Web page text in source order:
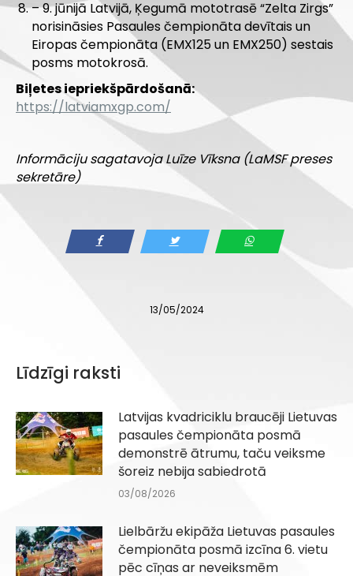
– 9. jūnijā Latvijā, Ķegumā mototrasē “Zelta Zirgs”
norisināsies Pasaules čempionāta devītais un
Eiropas čempionāta (EMX125 un EMX250) sestais
posms motokrosā.
Biļetes iepriekšpārdošanā:
https://latviamxgp.com/
Informāciju sagatavoja Luīze Vīksna (LaMSF preses
sekretāre)
13/05/2024
Līdzīgi raksti
Latvijas kvadriciklu braucēji Lietuvas
pasaules čempionāta posmā
demonstrē ātrumu, taču veiksme
šoreiz nebija sabiedrotā
03/08/2026
Lielbāržu ekipāža Lietuvas pasaules
čempionāta posmā izcīna 6. vietu
pēc cīņas ar neveiksmēm